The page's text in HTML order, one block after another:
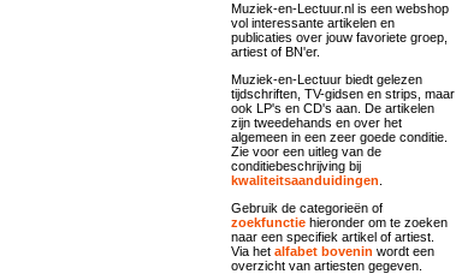
Muziek-en-Lectuur.nl is een webshop
vol interessante artikelen en
publicaties over jouw favoriete groep,
artiest of BN'er.
Muziek-en-Lectuur biedt gelezen
tijdschriften, TV-gidsen en strips, maar
ook LP's en CD's aan. De artikelen
zijn tweedehands en over het
algemeen in een zeer goede conditie.
Zie voor een uitleg van de
conditiebeschrijving bij
kwaliteitsaanduidingen
Gebruik de categorieën of
zoekfunctie hieronder om te zoeken
naar een specifiek artikel of artiest.
Via het alfabet bovenin wordt een
overzicht van artiesten gegeven.